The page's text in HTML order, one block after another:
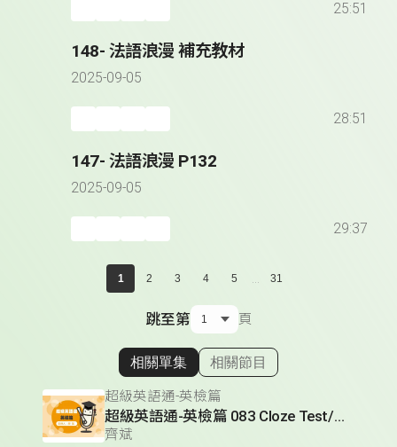
25:51
148- 法語浪漫 補充教材
2025-09-05
28:51
147- 法語浪漫 P132
2025-09-05
29:37
1 2 3 4 5 ... 31
跳至第 頁
顯示相關單集
相關單集 相關節目
超級英語通-英檢篇
超級英語通-英檢篇 083 Cloze Test/段落填空-13
齊斌